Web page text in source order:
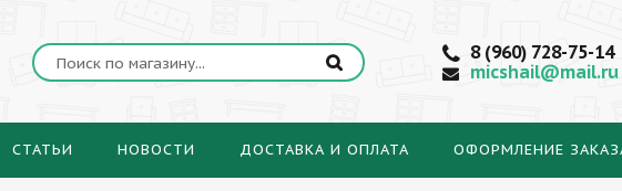
8 (960) 728-75-14
micshail@mail.ru
СТАТЬИ НОВОСТИ ДОСТАВКА И ОПЛАТА ОФОРМЛЕНИЕ